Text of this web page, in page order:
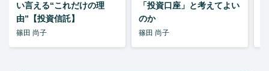
い言える“これだけの理
由”【投資信託】
篠田 尚子
「投資口座」と考えてよい
のか
篠田 尚子